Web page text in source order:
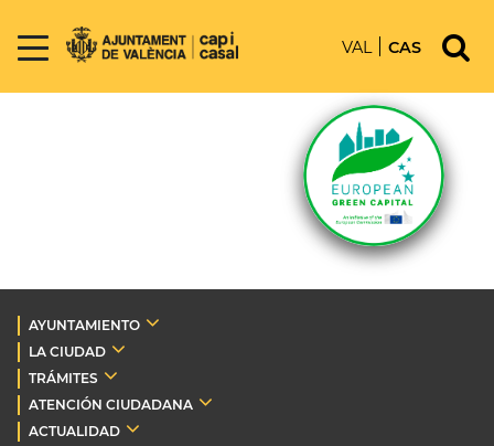
VAL CAS
AYUNTAMIENTO
LA CIUDAD
TRÁMITES
ATENCIÓN CIUDADANA
ACTUALIDAD